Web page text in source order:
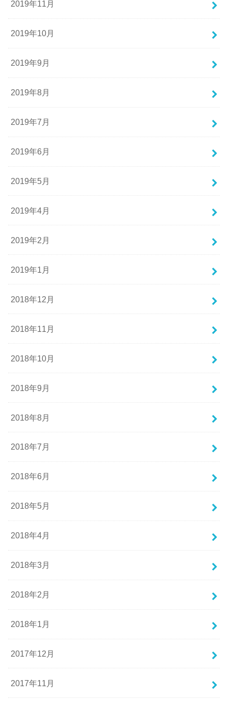
2019年11月
2019年10月
2019年9月
2019年8月
2019年7月
2019年6月
2019年5月
2019年4月
2019年2月
2019年1月
2018年12月
2018年11月
2018年10月
2018年9月
2018年8月
2018年7月
2018年6月
2018年5月
2018年4月
2018年3月
2018年2月
2018年1月
2017年12月
2017年11月